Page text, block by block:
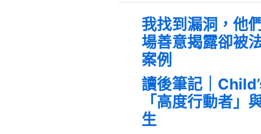
我找到漏洞，他
場善意揭露卻被
案例
讀後筆記｜
「高度行動者」
生